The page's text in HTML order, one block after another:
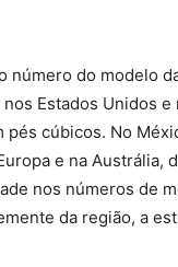
número do modelo
Estados Unidos
pés cúbicos. No
e na Austrália,
nos números de
da região, a